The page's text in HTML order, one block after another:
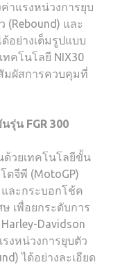
าแรงหน่วงการยุบ
(Rebound) และ
อย่างเต็มรูปแบบ
ทคโนโลยี NIX30
มผัสการควบคุมที่
นรุ่น FGR 300
ด้วยเทคโนโลยีขั้น
ตจีพี (MotoGP)
ละกระบอกโช้ค
เพื่อยกระดับการ
Davidson
งหน่วงการยุบตัว
ได้อย่างละเอียด